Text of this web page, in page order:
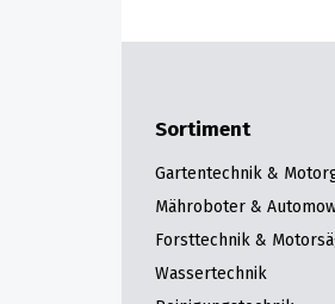
Sortiment
Gartentechnik &
Mähroboter &
Forsttechnik &
Wassertechnik